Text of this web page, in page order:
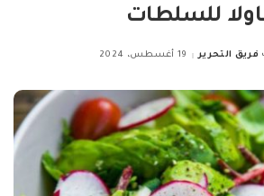
للسلطات
فريق التحرير 19 أغسطس، 2024